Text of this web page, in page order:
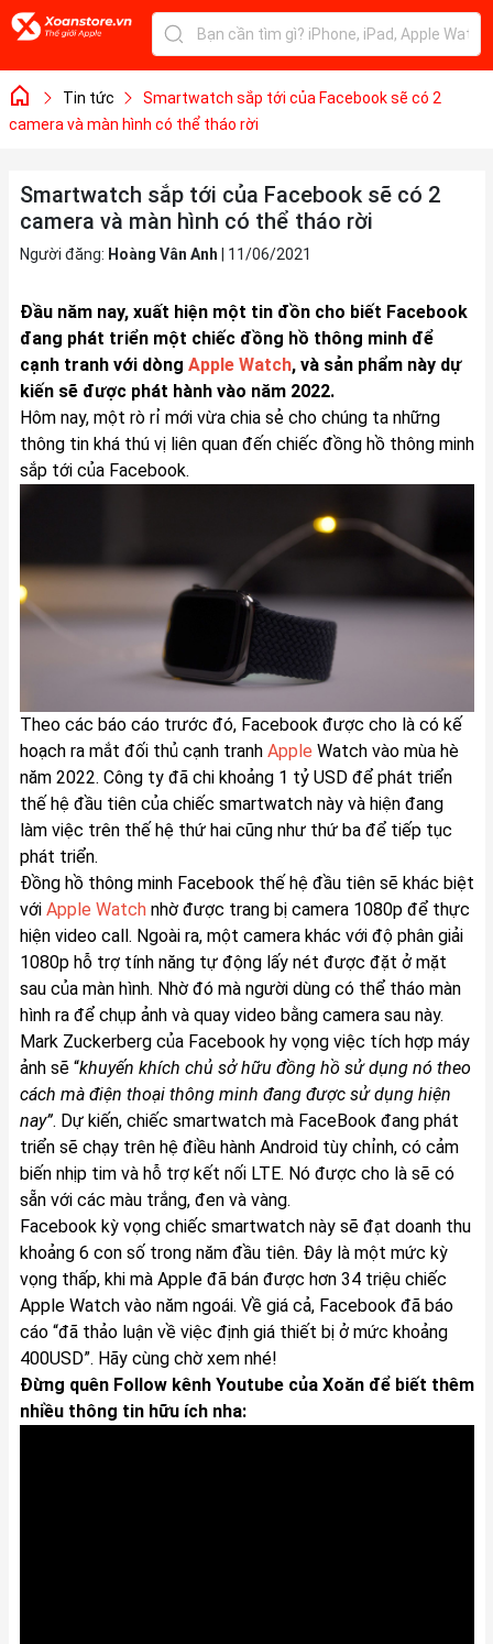
Tin tức
Smartwatch sắp tới của Facebook sẽ có 2
camera và màn hình có thể tháo rời
Smartwatch sắp tới của Facebook sẽ có 2
camera và màn hình có thể tháo rời
Người đăng: Hoàng Vân Anh 11/06/2021
Đầu năm nay, xuất hiện một tin đồn cho biết Facebook
đang phát triển một chiếc đồng hồ thông minh để
cạnh tranh với dòng Apple Watch, và sản phẩm này dự
kiến sẽ được phát hành vào năm 2022.
Hôm nay, một rò rỉ mới vừa chia sẻ cho chúng ta những
thông tin khá thú vị liên quan đến chiếc đồng hồ thông minh
sắp tới của Facebook.
Theo các báo cáo trước đó, Facebook được cho là có kế
hoạch ra mắt đối thủ cạnh tranh Apple Watch vào mùa hè
năm 2022. Công ty đã chi khoảng 1 tỷ USD để phát triển
thế hệ đầu tiên của chiếc smartwatch này và hiện đang
làm việc trên thế hệ thứ hai cũng như thứ ba để tiếp tục
phát triển.
Đồng hồ thông minh Facebook thế hệ đầu tiên sẽ khác biệt
với Apple Watchnhờ được trang bị camera 1080p để thực
hiện video call. Ngoài ra, một camera khác với độ phân giải
1080p hỗ trợ tính năng tự động lấy nét được đặt ở mặt
sau của màn hình. Nhờ đó mà người dùng có thể tháo màn
hình ra để chụp ảnh và quay video bằng camera sau này.
Mark Zuckerberg của Facebook hy vọng việc tích hợp máy
ảnh sẽ “khuyến khích chủ sở hữu đồng hồ sử dụng nó theo
cách mà điện thoại thông minh đang được sử dụng hiện
nay”. Dự kiến, chiếc smartwatch mà FaceBook đang phát
triển sẽ chạy trên hệ điều hành Android tùy chỉnh, có cảm
biến nhịp tim và hỗ trợ kết nối LTE. Nó được cho là sẽ có
sẵn với các màu trắng, đen và vàng.
Facebook kỳ vọng chiếc smartwatch này sẽ đạt doanh thu
khoảng 6 con số trong năm đầu tiên. Đây là một mức kỳ
vọng thấp, khi mà Apple đã bán được hơn 34 triệu chiếc
Apple Watch vào năm ngoái. Về giá cả, Facebook đã báo
cáo “đã thảo luận về việc định giá thiết bị ở mức khoảng
400USD”. Hãy cùng chờ xem nhé!
Đừng quên Follow kênh Youtube của Xoăn để biết thêm
nhiều thông tin hữu ích nha: